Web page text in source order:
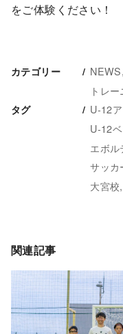
をご体験ください！
カテゴリー NEWS
トレ
タグ
U-12
U-12
エボ
サッカ
大宮校
関連記事